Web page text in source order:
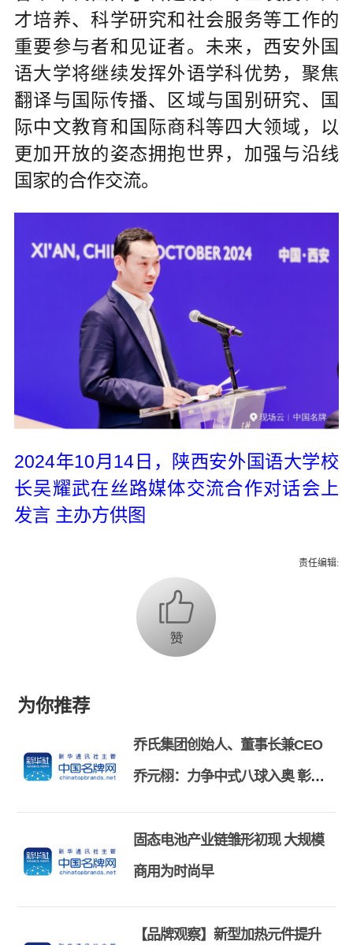
才培养、科学研究和社会服务等工作的
重要参与者和见证者。未来，西安外国
语大学将继续发挥外语学科优势，聚焦
翻译与国际传播、区域与国别研究、国
际中文教育和国际商科等四大领域，以
更加开放的姿态拥抱世界，加强与沿线
国家的合作交流。
2024年10月14日，陕西安外国语大学校
长吴耀武在丝路媒体交流合作对话会上
发言 主办方供图
责任编辑:
为你推荐
乔氏集团创始人、董事长兼CEO
乔元栩：力争中式八球入奥 彰显
和合共生精神
固态电池产业链雏形初现 大规模
商用为时尚早
【品牌观察】新型加热元件提升